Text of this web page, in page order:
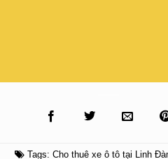
Tags: Cho thuê xe ô tô tại Linh